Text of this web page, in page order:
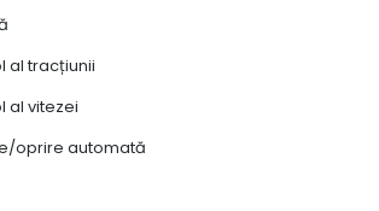
al tracțiunii
al vitezei
oprire automată